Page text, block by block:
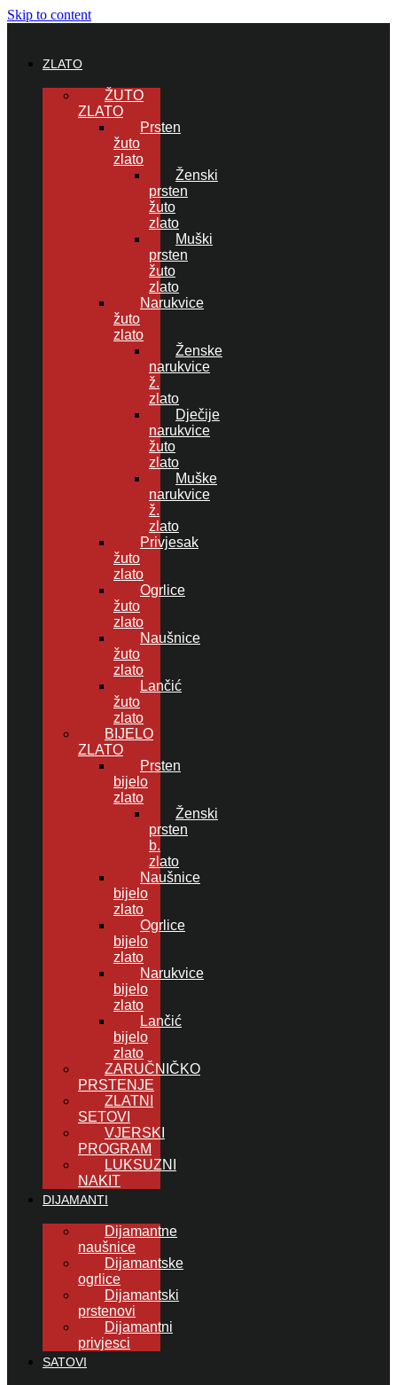
Skip to content
ZLATO
ŽUTO
ZLATO
Prsten
žuto
zlato
Ženski
prsten
žuto
zlato
Muški
prsten
žuto
zlato
Narukvice
žuto
zlato
Ženske
narukvice
ž.
zlato
Dječije
narukvice
žuto
zlato
Muške
narukvice
ž.
zlato
Privjesak
žuto
zlato
Ogrlice
žuto
zlato
Naušnice
žuto
zlato
Lančić
žuto
zlato
BIJELO
ZLATO
Prsten
bijelo
zlato
Ženski
prsten
b.
zlato
Naušnice
bijelo
zlato
Ogrlice
bijelo
zlato
Narukvice
bijelo
zlato
Lančić
bijelo
zlato
ZARUČNIČKO
PRSTENJE
ZLATNI
SETOVI
VJERSKI
PROGRAM
LUKSUZNI
NAKIT
DIJAMANTI
Dijamantne
naušnice
Dijamantske
ogrlice
Dijamantski
prstenovi
Dijamantni
privjesci
SATOVI